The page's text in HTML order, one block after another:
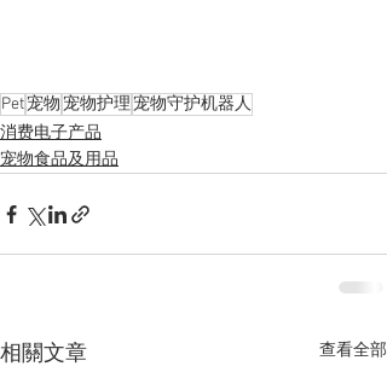
Pet宠物 宠物护理宠物守护机器人
消费电子产品
宠物食品及用品
相關文章 查看全部